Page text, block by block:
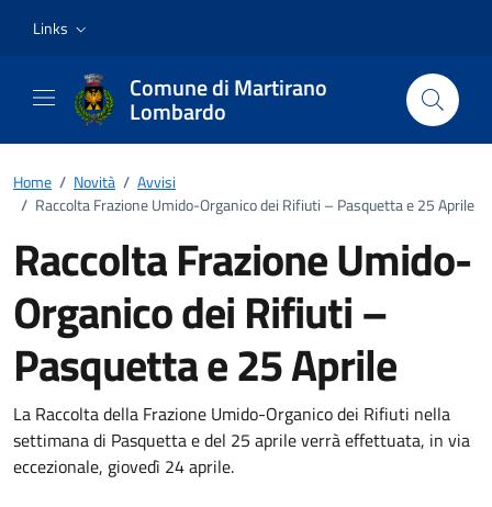
Links
Comune di Martirano
Lombardo
Home / Novità / Avvisi
/ Raccolta Frazione Umido-Organico dei Rifiuti – Pasquetta e 25 Aprile
Raccolta Frazione Umido-
Organico dei Rifiuti –
Pasquetta e 25 Aprile
Dettagli della notizia
La Raccolta della Frazione Umido-Organico dei Rifiuti nella
settimana di Pasquetta e del 25 aprile verrà effettuata, in via
eccezionale, giovedì 24 aprile.